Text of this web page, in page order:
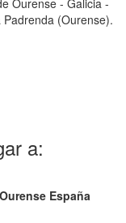
Ourense - Galicia -
Padrenda (Ourense).
a:
España